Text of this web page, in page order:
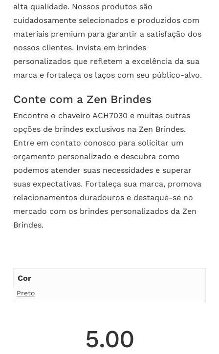
alta qualidade. Nossos produtos são
cuidadosamente selecionados e produzidos com
materiais premium para garantir a satisfação dos
nossos clientes. Invista em brindes
personalizados que refletem a excelência da sua
marca e fortaleça os laços com seu público-alvo.
Conte com a Zen Brindes
Encontre o chaveiro ACH7030 e muitas outras
opções de brindes exclusivos na Zen Brindes.
Entre em contato conosco para solicitar um
orçamento personalizado e descubra como
podemos atender suas necessidades e superar
suas expectativas. Fortaleça sua marca, promova
relacionamentos duradouros e destaque-se no
mercado com os brindes personalizados da Zen
Brindes.
Cor
Preto
5.00